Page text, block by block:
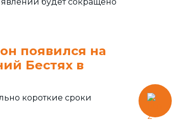
появился на
Бестях в
короткие сроки